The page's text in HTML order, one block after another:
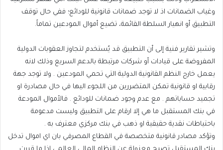
وغياب الضمانات اذ لا توجد ضمانات قانونية للودائع؛ ففي حال توقف
التطبيق أو انهيار السلطة القائمة، تضيع أموال المودعين تماماً.
وتشير تقارير فنية إلى أن التطبيق قد يُستخدم لتجاوز العقوبات الدولية
المفروضة على قيادات أو شركات مرتبطة بالدعم السريع وذلك لانه
يعمل خارج النظم القانونية الدولية التي تحمي المودعين . ولا توجد جهة
رقابية او قانونية تمكن المتضررين من اللجوء اليها في حال مصادرة او
تجميد حساباتهم . مع عدم وجود ضمانات للودائع . فالأموال المودعة
في بنك المستقبل ما هي إلا ارقام على التطبيق وليست مدعومة
باحتياطات نقدية حقيقية او ذهب في بنك مركزي معترف به .
وتؤكد مصادر قانونية متخصصة في القطاع المصرفي بان اي اموال تدخل